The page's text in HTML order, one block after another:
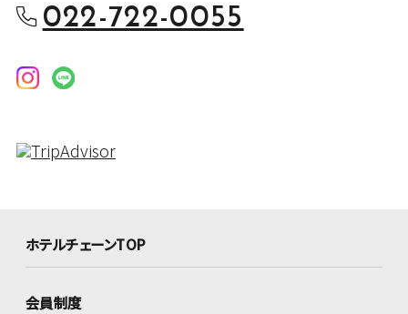
022-722-0055
ホテルチェーンTOP
会員制度